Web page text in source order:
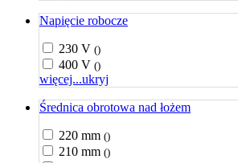
Napięcie robocze
230 V ()
400 V ()
więcej...ukryj
Średnica obrotowa nad łożem
220 mm ()
210 mm ()